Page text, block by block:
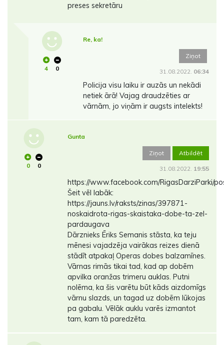
preses sekretāru
4 0
Re, ka!
Ziņot
31.08.2022. 06:34
Policija visu laiku ir auzās un nekādi
netiek ārā! Vajag draudzēties ar
vārnām, jo viņām ir augsts intelekts!
0 0
Gunta
Ziņot Atbildēt
31.08.2022. 19:55
https://www.facebook.com/RigasDarziParki/
Šeit vēl labāk:
https://jauns.lv/raksts/zinas/397871-
noskaidrota-rigas-skaistaka-dobe-ta-zel-
pardaugava
Dārznieks Ēriks Semanis stāsta, ka teju
mēnesi vajadzēja vairākas reizes dienā
stādīt atpakaļ Operas dobes balzamīnes.
Vārnas rimās tikai tad, kad ap dobēm
apvilka oranžas trimeru auklas. Putni
nolēma, ka šis varētu būt kāds aizdomīgs
vārnu slazds, un tagad uz dobēm lūkojas
pa gabalu. Vēlāk auklu varēs izmantot
tam, kam tā paredzēta.